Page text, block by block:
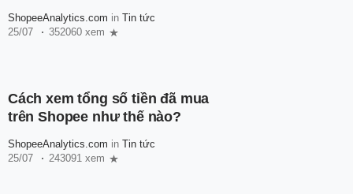
ShopeeAnalytics.com in Tin tức
25/07
352060 xem
Cách xem tổng số tiền đã mua
trên Shopee như thế nào?
ShopeeAnalytics.com in Tin tức
25/07
243091 xem